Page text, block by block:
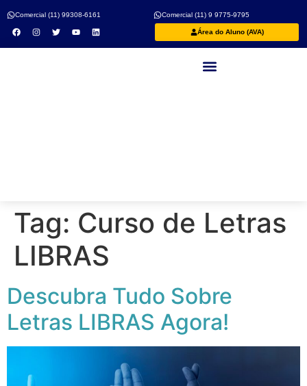
Comercial (11) 99308-6161 Comercial (11) 9 9775-9795
Área do Aluno (AVA)
Tag: Curso de Letras
LIBRAS
Descubra Tudo Sobre
Letras LIBRAS Agora!